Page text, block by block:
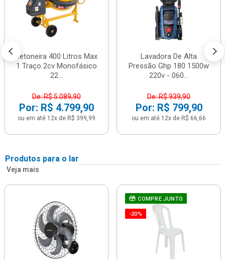
Betoneira 400 Litros Max
1 Traço 2cv Monofásico
22...
De: R$ 5.089,90
Por: R$ 4.799,90
ou em até 12x de R$ 399,99
Lavadora De Alta
Pressão Ghp 180 1500w
220v - 060...
De: R$ 939,90
Por: R$ 799,90
ou em até 12x de R$ 66,66
Produtos para o lar
Veja mais
COMPRE JUNTO
-20%